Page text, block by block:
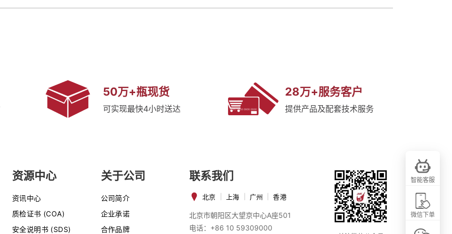
50万+瓶现货
可实现最快4小时送达
28万+服务客户
提供产品及配套技术服务
资源中心
资讯中心
质检证书 (COA)
安全说明书 (SDS)
关于公司
公司简介
企业承诺
合作品牌
联系我们
北京 上海 广州 香港
北京市朝阳区大望京中心A座501
电话：+86 10 59309000
智能客服
微信下单